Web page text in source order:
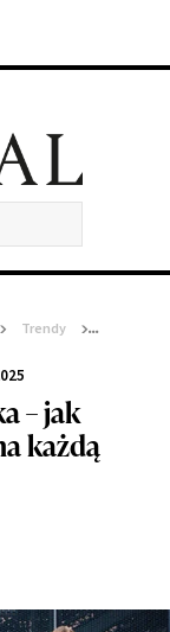
> Trendy >
– jak
każdą